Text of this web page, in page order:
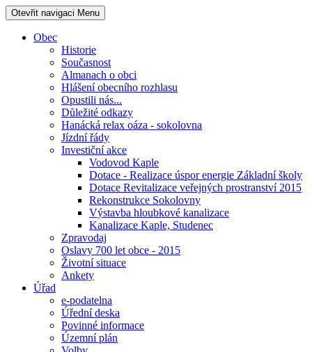
Otevřit navigaci Menu
Obec
Historie
Současnost
Almanach o obci
Hlášení obecního rozhlasu
Opustili nás...
Důležité odkazy
Hanácká relax oáza - sokolovna
Jízdní řády
Investiční akce
Vodovod Kaple
Dotace - Realizace úspor energie Základní školy
Dotace Revitalizace veřejných prostranství 2015
Rekonstrukce Sokolovny
Výstavba hloubkové kanalizace
Kanalizace Kaple, Studenec
Zpravodaj
Oslavy 700 let obce - 2015
Životní situace
Ankety
Úřad
e-podatelna
Úřední deska
Povinné informace
Územní plán